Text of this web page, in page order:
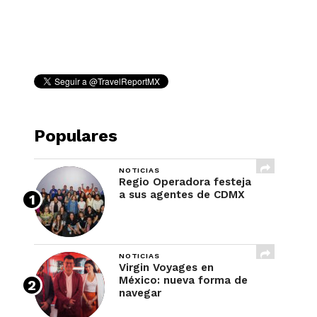
Populares
NOTICIAS
Regio Operadora festeja
a sus agentes de CDMX
NOTICIAS
Virgin Voyages en
México: nueva forma de
navegar